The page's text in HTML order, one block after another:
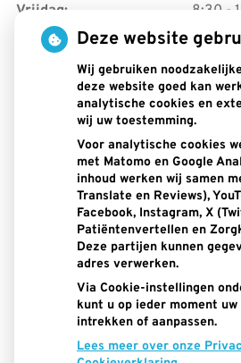
Vrijdag:
8:30 -
13.00-
Tandartsen (KRT),
Zorgkaart
Deze website
Wij gebruiken
deze website goed kan
analytische cookies en
wij uw toestemming.
Voor analytische cookies
met Matomo en Google
inhoud werken wij samen
Translate en Reviews),
Facebook, Instagram, X
Patiëntenvertellen en
Deze partijen kunnen
adres verwerken.
Via Cookie-instellingen
kunt u op ieder moment
intrekken of aanpassen.
Lees meer over onze